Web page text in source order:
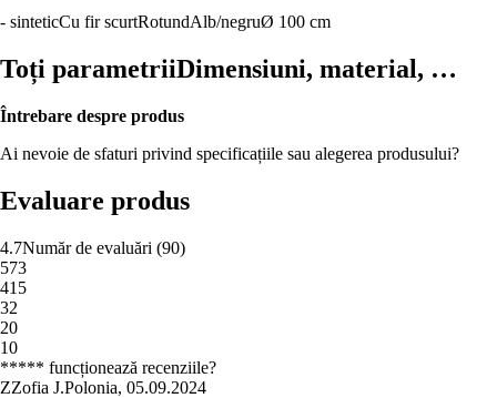
- sinteticCu fir scurtRotundAlb/negruØ 100 cm
Toți parametriiDimensiuni, material, …
Întrebare despre produs
Ai nevoie de sfaturi privind specificațiile sau alegerea produsului?
Evaluare produs
4.7Număr de evaluări (90)
573
415
32
20
10
***** funcționează recenziile?
ZZofia J.Polonia, 05.09.2024